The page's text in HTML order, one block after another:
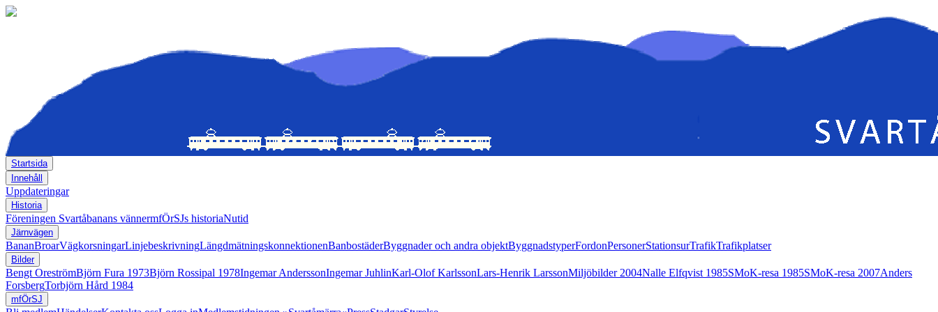
Startsida
Innehåll
Uppdateringar
Historia
Föreningen Svartåbanans vännermfÖrSJs historiaNutid
Järnvägen
BananBroarVägkorsningarLinjebeskrivningLängdmätningskonnektionenBanbostäderByggnader och andra objektByggnadstyperFordonPersonerStationsurTrafikTrafikplatser
Bilder
Bengt OreströmBjörn Fura 1973Björn Rossipal 1978Ingemar AnderssonIngemar JuhlinKarl-Olof KarlssonLars-Henrik LarssonMiljöbilder 2004Nalle Elfqvist 1985SMoK-resa 1985SMoK-resa 2007Anders
ForsbergTorbjörn Hård 1984
mfÖrSJ